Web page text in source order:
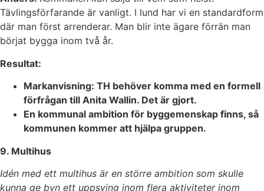
Tävlingsförfarande är vanligt. I lund har vi en standardform
där man först arrenderar. Man blir inte ägare förrän man
börjat bygga inom två år.
Resultat:
Markanvisning: TH behöver komma med en formell
förfrågan till Anita Wallin. Det är gjort.
En kommunal ambition för byggemenskap finns, så
kommunen kommer att hjälpa gruppen.
9. Multihus
Idén med ett multihus är en större ambition som skulle
kunna ge byn ett uppsving inom flera aktiviteter inom